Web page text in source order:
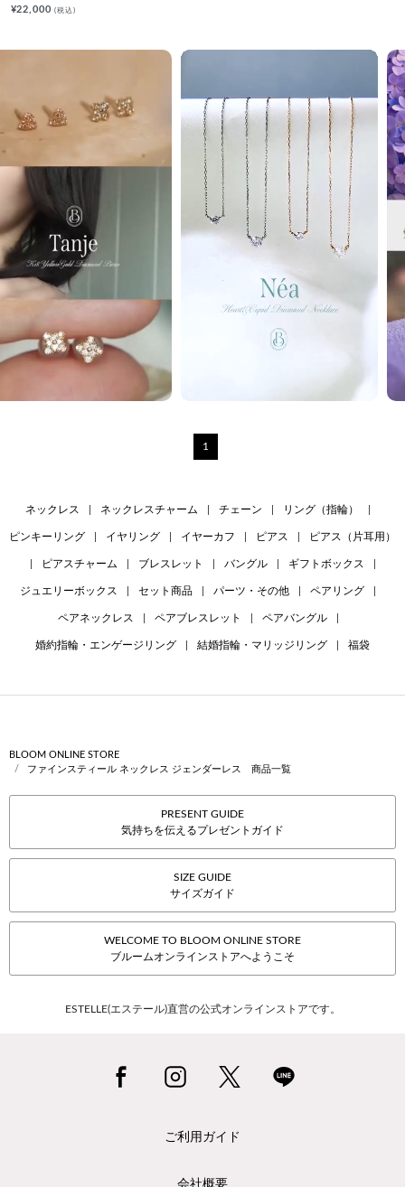
¥22,000(税込)
1
ネックレス ネックレスチャーム チェーン リング（指輪）
ピンキーリング イヤリング イヤーカフ ピアス ピアス（片耳用）
ピアスチャーム ブレスレット バングル ギフトボックス
ジュエリーボックス セット商品 パーツ・その他 ペアリング
ペアネックレス ペアブレスレット ペアバングル
婚約指輪・エンゲージリング 結婚指輪・マリッジリング 福袋
BLOOM ONLINE STORE
ファインスティール ネックレス ジェンダーレス 商品一覧
PRESENT GUIDE
気持ちを伝えるプレゼントガイド
SIZE GUIDE
サイズガイド
WELCOME TO BLOOM ONLINE STORE
ブルームオンラインストアへようこそ
ESTELLE(エステール)直営の公式オンラインストアです。
ご利用ガイド
会社概要